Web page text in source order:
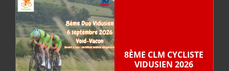
8ÈME CLM CYCLISTE
VIDUSIEN 2026